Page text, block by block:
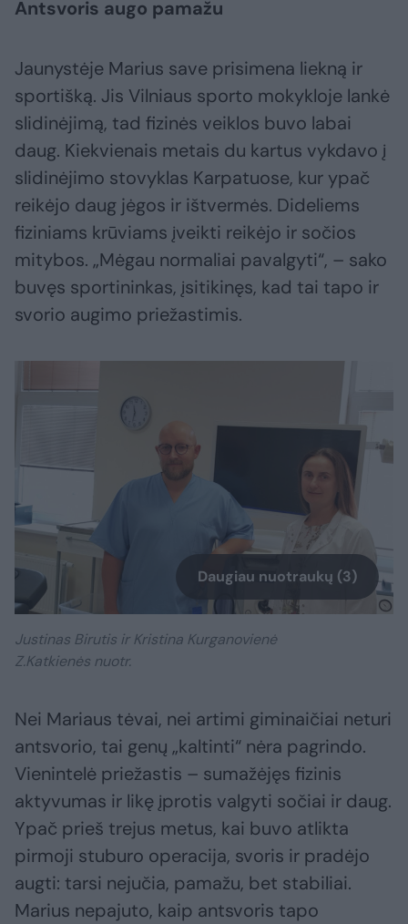
Antsvoris augo pamažu
Jaunystėje Marius save prisimena liekną ir
sportišką. Jis Vilniaus sporto mokykloje lankė
slidinėjimą, tad fizinės veiklos buvo labai
daug. Kiekvienais metais du kartus vykdavo į
slidinėjimo stovyklas Karpatuose, kur ypač
reikėjo daug jėgos ir ištvermės. Dideliems
fiziniams krūviams įveikti reikėjo ir sočios
mitybos. „Mėgau normaliai pavalgyti“, – sako
buvęs sportininkas, įsitikinęs, kad tai tapo ir
svorio augimo priežastimis.
Daugiau nuotraukų (3)
Justinas Birutis ir Kristina Kurganovienė
Z.Katkienės nuotr.
Nei Mariaus tėvai, nei artimi giminaičiai neturi
antsvorio, tai genų „kaltinti“ nėra pagrindo.
Vienintelė priežastis – sumažėjęs fizinis
aktyvumas ir likę įprotis valgyti sočiai ir daug.
Ypač prieš trejus metus, kai buvo atlikta
pirmoji stuburo operacija, svoris ir pradėjo
augti: tarsi nejučia, pamažu, bet stabiliai.
Marius nepajuto, kaip antsvoris tapo